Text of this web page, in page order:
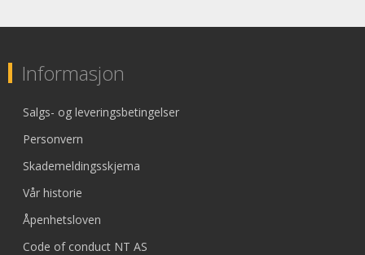
Informasjon
Salgs- og leveringsbetingelser
Personvern
Skademeldingsskjema
Vår historie
Åpenhetsloven
Code of conduct NT AS